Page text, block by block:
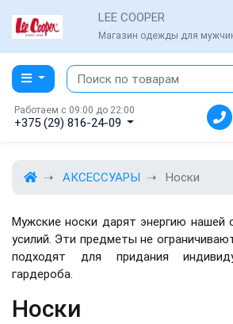
LEE COOPER
Магазин одежды для
Работаем с 09:00 до 22:00
+375 (29) 816-24-09
АКСЕССУАРЫ Носки
Мужские носки дарят энергию
усилий. Эти предметы не
подходят для придания
гардероба.
Носки